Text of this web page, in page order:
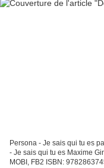
Persona - Je sais qui tu es
- Je sais qui tu es Maxime
MOBI, FB2 ISBN: